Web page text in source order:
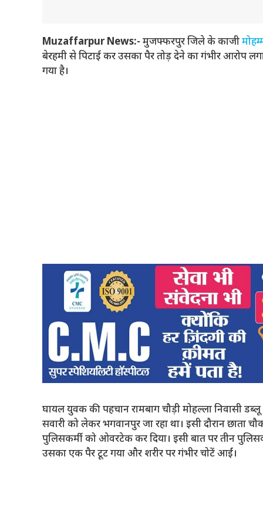
Muzaffarpur News:- मुजफ्फरपुर जिले के काजी
बेरहमी से पिटाई कर उसका पैर तोड़ देने का गंभीर आरोप
गया है।
घायल युवक की पहचान रामबाग चौड़ी मोहल्ला निवासी
सवारी को लेकर भगवानपुर जा रहा था। इसी दौरान
पुलिसकर्मी को ओवरटेक कर दिया। इसी बात पर तीन
उसका एक पैर टूट गया और शरीर पर गंभीर चोटें आईं।